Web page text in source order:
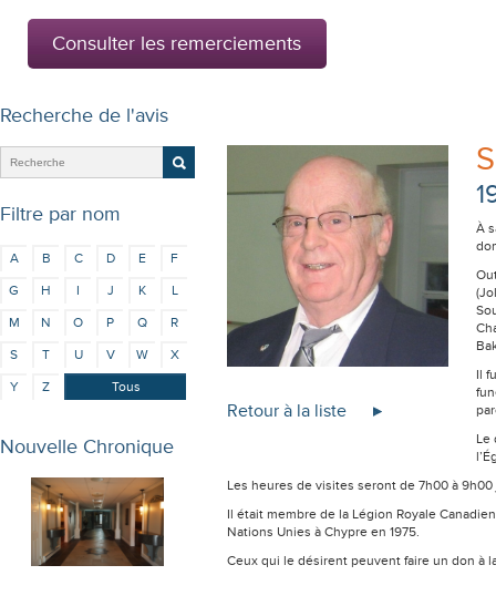
Consulter les remerciements
Recherche de l'avis
Filtre par nom
A B C D E
F
G
H I J K
L
M
N O P Q
R
S
T U V W
X
Y
Z Tous
Retour à la liste
À
Il
Le
Les heures de visites seront de 7h00 à
Il était membre de la Légion Royale
Nations Unies à Chypre en 1975.
Ceux qui le désirent peuvent faire un don à
Nouvelle Chronique